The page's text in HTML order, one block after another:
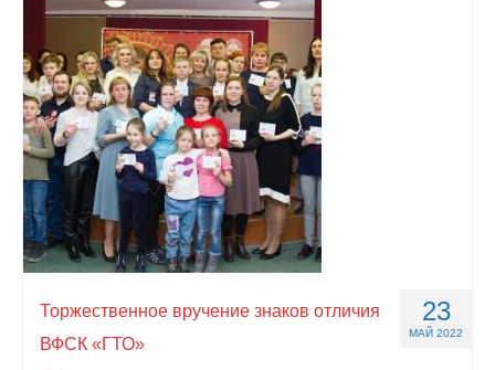
23
МАЙ 2022
Торжественное вручение знаков отличия
ВФСК «ГТО»